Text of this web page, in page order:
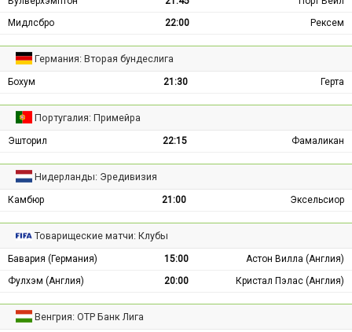
Мидлсбро
22:00 Рексем
Германия: Вторая бундеслига
Бохум 21:30 Герта
Португалия: Примейра
Эшторил 22:15 Фамаликан
Нидерланды: Эредивизия
Камбюр 21:00 Эксельсиор
Товарищеские матчи: Клубы
Бавария (Германия) 15:00
Астон Вилла (Англия)
Фулхэм (Англия)
20:00 Кристал Пэлас (Англия)
Венгрия: ОТР Банк Лига